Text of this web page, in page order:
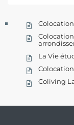
La Vie
Coliving